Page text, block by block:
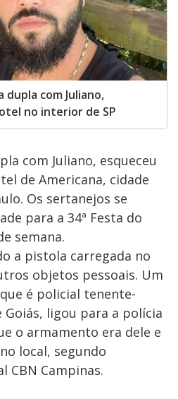
com Juliano,
no interior de SP
com Juliano, esqueceu
de Americana, cidade
Os sertanejos se
para a 34ª Festa do
semana.
a pistola carregada no
objetos pessoais. Um
é policial tenente-
Goiás, ligou para a polícia
o armamento era dele e
local, segundo
CBN Campinas.